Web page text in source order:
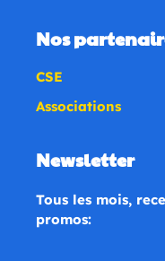
Nos
CSE
Associations
Newsletter
Tous les mois,
promos: